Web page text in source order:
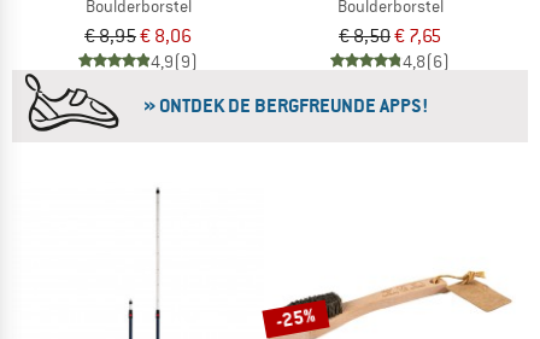
Boulderborstel
€ 8,95€ 8,06
4,9(9)
Boulderborstel
€ 8,50€ 7,65
4,8(6)
» ONTDEK DE BERGFREUNDE APPS!
-25%